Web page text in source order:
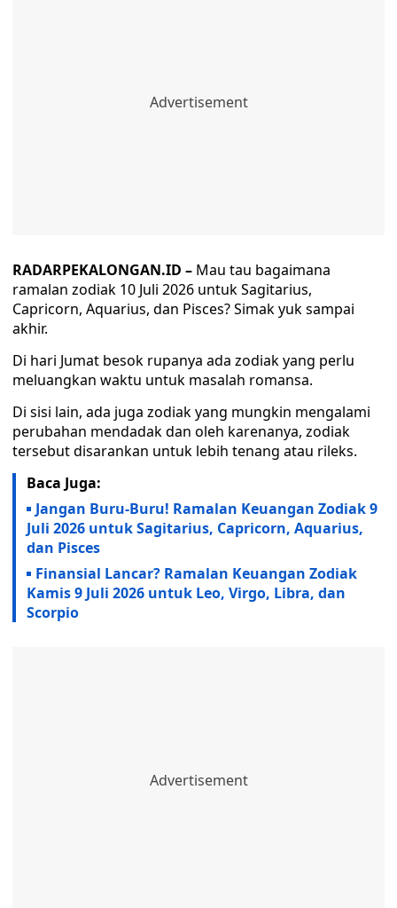
RADARPEKALONGAN.ID – Mau tau bagaimana
ramalan zodiak 10 Juli 2026 untuk Sagitarius,
Capricorn, Aquarius, dan Pisces? Simak yuk sampai
akhir.
Di hari Jumat besok rupanya ada zodiak yang perlu
meluangkan waktu untuk masalah romansa.
Di sisi lain, ada juga zodiak yang mungkin mengalami
perubahan mendadak dan oleh karenanya, zodiak
tersebut disarankan untuk lebih tenang atau rileks.
Baca Juga:
Jangan Buru-Buru! Ramalan Keuangan Zodiak 9
Juli 2026 untuk Sagitarius, Capricorn, Aquarius,
dan Pisces
Finansial Lancar? Ramalan Keuangan Zodiak
Kamis 9 Juli 2026 untuk Leo, Virgo, Libra, dan
Scorpio